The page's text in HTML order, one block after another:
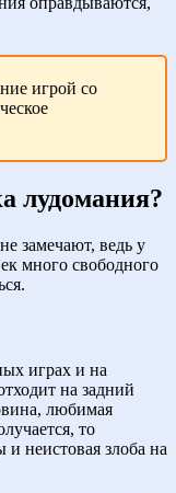
игрой со
лудомания?
замечают, ведь у
много свободного
играх и на
на задний
любимая
то
и неистовая злоба на